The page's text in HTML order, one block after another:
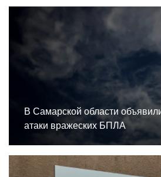
В Самарской области
атаки вражеских БПЛА